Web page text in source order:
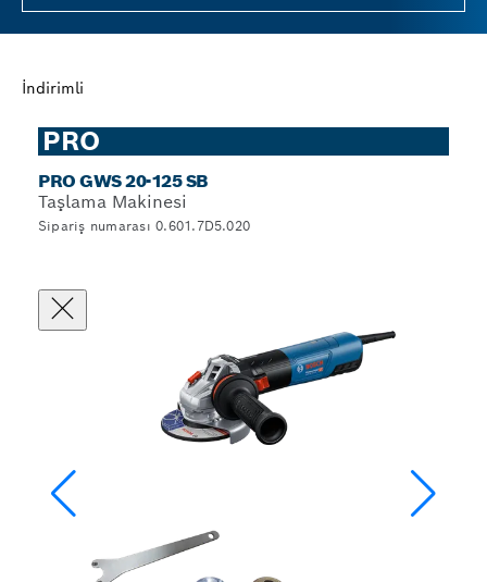
İndirimli
PRO
PRO GWS 20-125 SB
Taşlama Makinesi
Sipariş numarası 0.601.7D5.020